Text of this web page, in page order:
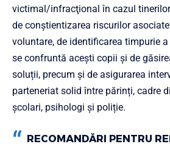
victimal/infracţional în cazul
de conștientizarea riscurilor
voluntare, de identificarea timpurie
se confruntă aceşti copii și de
soluții, precum și de asigurarea
parteneriat solid între părinți, cadre
școlari, psihologi și poliție.
RECOMANDĂRI PENTRU